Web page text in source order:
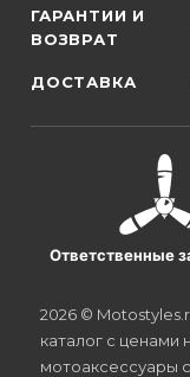
ГАРАНТИИ И
ВОЗВРАТ
ДОСТАВКА
Ответственные
2026 ©
каталог с ценами
мотоаксессуары